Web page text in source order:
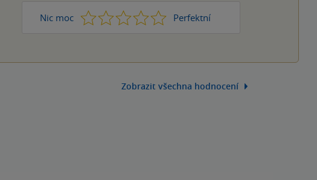
Nic moc 1 2 3 4 Perfektní
5
Zobrazit všechna hodnocení